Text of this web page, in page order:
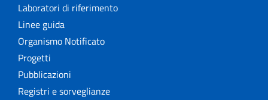
Laboratori di riferimento
Linee guida
Organismo Notificato
Progetti
Pubblicazioni
Registri e sorveglianze